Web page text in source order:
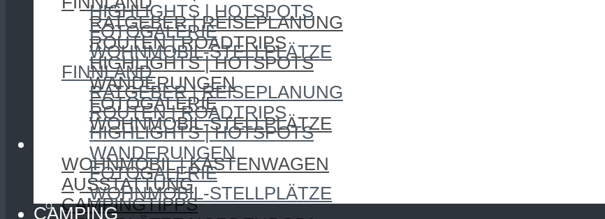
RATGEBER | REISEPLANUNG
ROUTEN | ROADTRIPS
HIGHLIGHTS | HOTSPOTS
WANDERUNGEN
FOTOGALERIE
WOHNMOBIL-STELLPLÄTZE
CAMPING
WOHNMOBIL | KASTENWAGEN
AUSSTATTUNG
CAMPINGTIPPS
HIGHLIGHTS | HOTSPOTS
FOTOGALERIE
WOHNMOBIL-STELLPLÄTZE
FINNLAND
RATGEBER | REISEPLANUNG
ROUTEN | ROADTRIPS
HIGHLIGHTS | HOTSPOTS
WANDERUNGEN
FOTOGALERIE
WOHNMOBIL-STELLPLÄTZE
CAMPING